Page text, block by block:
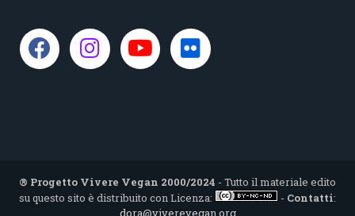
® Progetto Vivere Vegan 2000/2024 - Tutto il materiale edito
su questo sito è distribuito con Licenza:
- Contatti:
dora@viverevegan.org